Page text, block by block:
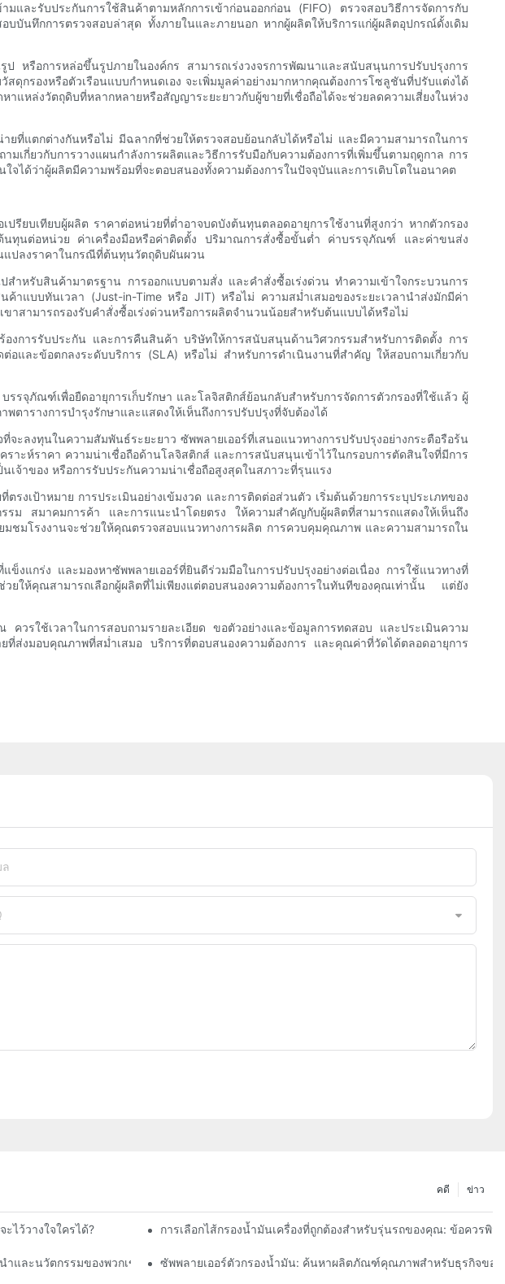
และรับประกันการใช้สินค้าตามหลักการเข้าก่อนออกก่อน (FIFO) ตรวจสอบวิธีการจัดการกับ
นทึกการตรวจสอบล่าสุด ทั้งภายในและภายนอก หากผู้ผลิตให้บริการแก่ผู้ผลิตอุปกรณ์ดั้งเดิม
หรือการหล่อขึ้นรูปภายในองค์กร สามารถเร่งวงจรการพัฒนาและสนับสนุนการปรับปรุงการ
กรองหรือตัวเรือนแบบกำหนดเอง จะเพิ่มมูลค่าอย่างมากหากคุณต้องการโซลูชันที่ปรับแต่งได้
หล่งวัตถุดิบที่หลากหลายหรือสัญญาระยะยาวกับผู้ขายที่เชื่อถือได้จะช่วยลดความเสี่ยงในห่วง
แตกต่างกันหรือไม่ มีฉลากที่ช่วยให้ตรวจสอบย้อนกลับได้หรือไม่ และมีความสามารถในการ
เกี่ยวกับการวางแผนกำลังการผลิตและวิธีการรับมือกับความต้องการที่เพิ่มขึ้นตามฤดูกาล การ
จได้ว่าผู้ผลิตมีความพร้อมที่จะตอบสนองทั้งความต้องการในปัจจุบันและการเติบโตในอนาคต
รียบเทียบผู้ผลิต ราคาต่อหน่วยที่ต่ำอาจบดบังต้นทุนตลอดอายุการใช้งานที่สูงกว่า หากตัวกรอง
ต้นทุนต่อหน่วย ค่าเครื่องมือหรือค่าติดตั้ง ปริมาณการสั่งซื้อขั้นต่ำ ค่าบรรจุภัณฑ์ และค่าขนส่ง
แปลงราคาในกรณีที่ต้นทุนวัตถุดิบผันผวน
ำหรับสินค้ามาตรฐาน การออกแบบตามสั่ง และคำสั่งซื้อเร่งด่วน ทำความเข้าใจกระบวนการ
าแบบทันเวลา (Just-in-Time หรือ JIT) หรือไม่ ความสม่ำเสมอของระยะเวลานำส่งมักมีค่า
สามารถรองรับคำสั่งซื้อเร่งด่วนหรือการผลิตจำนวนน้อยสำหรับต้นแบบได้หรือไม่
องการรับประกัน และการคืนสินค้า บริษัทให้การสนับสนุนด้านวิศวกรรมสำหรับการติดตั้ง การ
และข้อตกลงระดับบริการ (SLA) หรือไม่ สำหรับการดำเนินงานที่สำคัญ ให้สอบถามเกี่ยวกับ
รจุภัณฑ์เพื่อยืดอายุการเก็บรักษา และโลจิสติกส์ย้อนกลับสำหรับการจัดการตัวกรองที่ใช้แล้ว ผู้
ตารางการบำรุงรักษาและแสดงให้เห็นถึงการปรับปรุงที่จับต้องได้
ลงทุนในความสัมพันธ์ระยะยาว ซัพพลายเออร์ที่เสนอแนวทางการปรับปรุงอย่างกระตือรือร้น
าะห์ราคา ความน่าเชื่อถือด้านโลจิสติกส์ และการสนับสนุนเข้าไว้ในกรอบการตัดสินใจที่มีการ
จ้าของ หรือการรับประกันความน่าเชื่อถือสูงสุดในสภาวะที่รุนแรง
เป้าหมาย การประเมินอย่างเข้มงวด และการติดต่อส่วนตัว เริ่มต้นด้วยการระบุประเภทของ
รม สมาคมการค้า และการแนะนำโดยตรง ให้ความสำคัญกับผู้ผลิตที่สามารถแสดงให้เห็นถึง
มชมโรงงานจะช่วยให้คุณตรวจสอบแนวทางการผลิต การควบคุมคุณภาพ และความสามารถใน
งแกร่ง และมองหาซัพพลายเออร์ที่ยินดีร่วมมือในการปรับปรุงอย่างต่อเนื่อง การใช้แนวทางที่
ให้คุณสามารถเลือกผู้ผลิตที่ไม่เพียงแต่ตอบสนองความต้องการในทันทีของคุณเท่านั้น แต่ยัง
วรใช้เวลาในการสอบถามรายละเอียด ขอตัวอย่างและข้อมูลการทดสอบ และประเมินความ
ที่ส่งมอบคุณภาพที่สม่ำเสมอ บริการที่ตอบสนองความต้องการ และคุณค่าที่วัดได้ตลอดอายุการ
ล
ข่าว
คดี
ไว้วางใจใครได้? การเลือกไส้กรองน้ำมันเครื่องที่ถูกต้องสำหรับรุ่นรถของคุณ: ข้อควรพิ
และนวัตกรรมของพวกเขา ซัพพลายเออร์ตัวกรองน้ำมัน: ค้นหาผลิตภัณฑ์คุณภาพสำหรับธุรกิจขอ